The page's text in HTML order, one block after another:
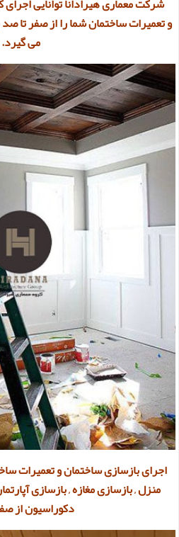
و تعمیرات ساختمان شما را از صفر تا
می گیرد.
اجرای بازسازی ساختمان و تعمیرات
منزل , بازسازی مغازه , بازسازی
دکوراسیون از